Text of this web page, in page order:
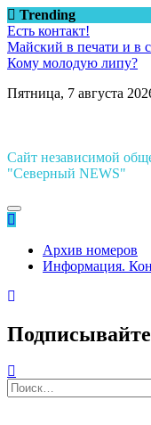
Перейти
к
содержимому
Trending
Есть контакт!
Майский в печати и в
Кому молодую липу?
Пятница, 7 августа
Сайт независимой
"Северный NEWS"
Архив номеров
Информация.
Найти: